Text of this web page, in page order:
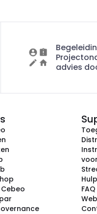
advies
FAQ